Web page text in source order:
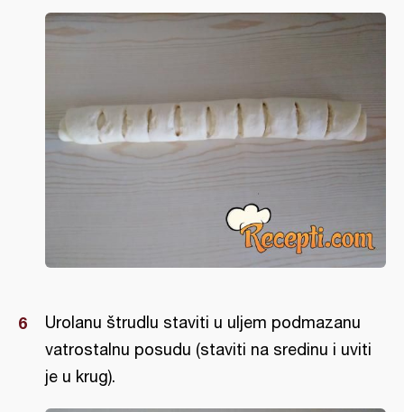
Urolanu štrudlu staviti u uljem podmazanu
vatrostalnu posudu (staviti na sredinu i uviti
je u krug).